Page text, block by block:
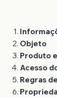
Objeto
Produto
Acesso
Regras